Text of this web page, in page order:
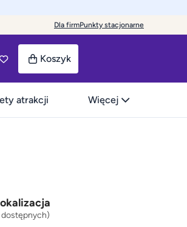
Dla firmPunkty stacjonarne
Koszyk
atrakcji Więcej